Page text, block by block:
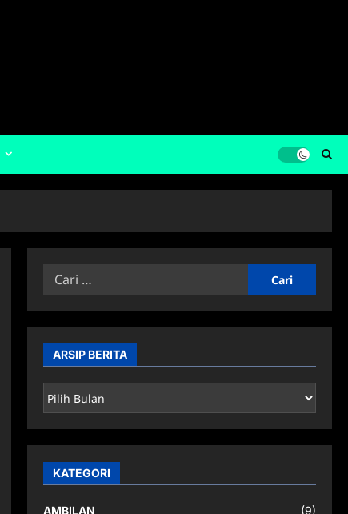
Cari
ARSIP BERITA
ARSIP
BERITA
KATEGORI
AMBILAN (9)